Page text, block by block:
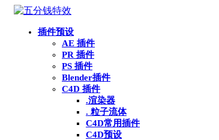
插件预设
AE 插件
PR 插件
PS 插件
Blender插件
C4D 插件
.渲染器
. 粒子流体
C4D常用插件
C4D预设